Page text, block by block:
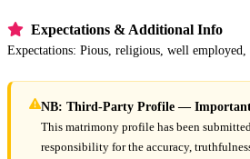
Expectations & Additional Info
Expectations: Pious, religious, well
NB: Third-Party Profile —
This matrimony profile has been
responsibility for the accuracy,